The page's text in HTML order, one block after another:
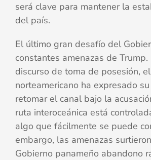
será clave para mantener la
del país.
El último gran desafío del
constantes amenazas de
discurso de toma de posesión,
norteamericano ha expresado
retomar el canal bajo la
ruta interoceánica está
algo que fácilmente se puede
embargo, las amenazas
Gobierno panameño abandono